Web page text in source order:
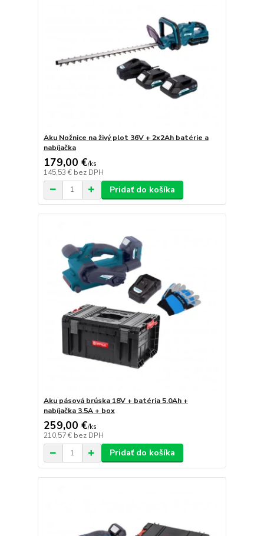
Aku Nožnice na živý plot 36V + 2x2Ah batérie a
nabíjačka
179,00 €/ks
145,53 € bez DPH
Pridať do košíka
Aku pásová brúska 18V + batéria 5.0Ah +
nabíjačka 3.5A + box
259,00 €/ks
210,57 € bez DPH
Pridať do košíka